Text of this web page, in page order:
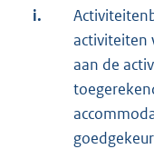
i.
activiteiten
aan de